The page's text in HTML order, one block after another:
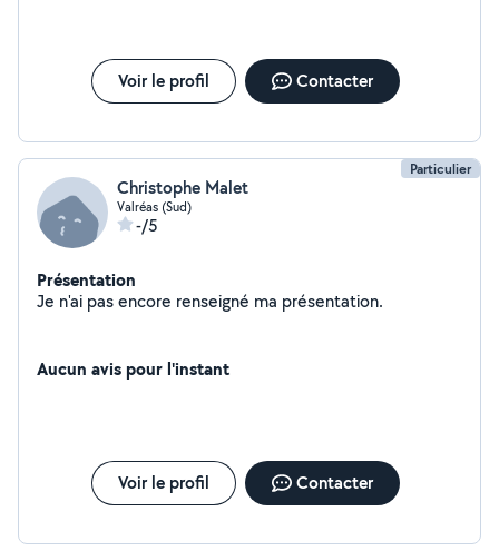
Voir le profil Contacter
Particulier
Christophe Malet
Valréas (Sud)
-/5
Présentation
Je n'ai pas encore renseigné ma présentation.
Aucun avis pour l'instant
Voir le profil Contacter